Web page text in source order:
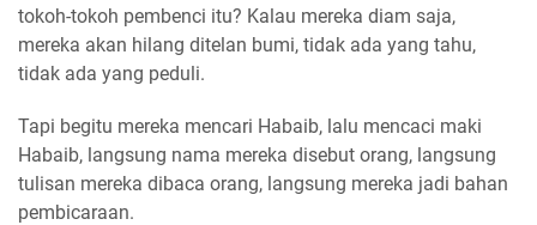
tokoh-tokoh pembenci itu? Kalau mereka diam saja,
mereka akan hilang ditelan bumi, tidak ada yang tahu,
tidak ada yang peduli.
Tapi begitu mereka mencari Habaib, lalu mencaci maki
Habaib, langsung nama mereka disebut orang, langsung
tulisan mereka dibaca orang, langsung mereka jadi bahan
pembicaraan.